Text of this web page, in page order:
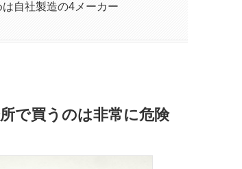
自社製造の4メーカー
で買うのは非常に危険